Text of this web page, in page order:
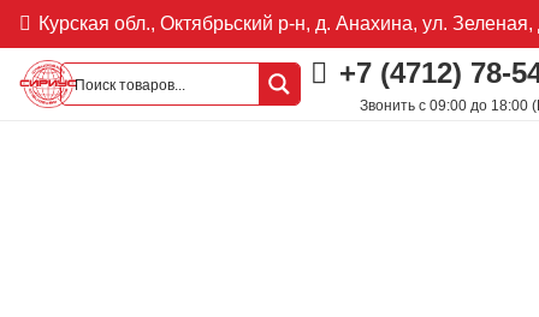
Курская обл., Октябрьский р-н, д. Анахина, ул. Зеленая,
+7 (4712) 78-
Звонить с 09:00 до 18:00